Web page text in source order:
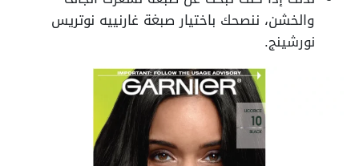
والخشن، ننصحك باختيار صبغة غارنييه نوتريس
نورشينج.